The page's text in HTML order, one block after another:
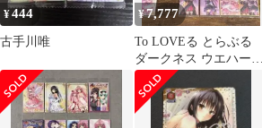
¥444
古手川唯
¥7,777
To LOVEる とらぶる
ダークネス ウエハース
化計画 セミコンプ 31種